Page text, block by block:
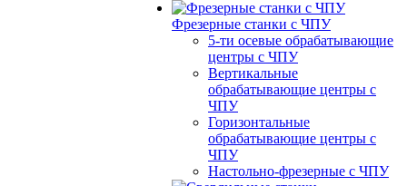
Фрезерные станки с ЧПУ
5-ти осевые обрабатывающие
центры с ЧПУ
Вертикальные
обрабатывающие центры с
ЧПУ
Горизонтальные
обрабатывающие центры с
ЧПУ
Настольно-фрезерные с ЧПУ